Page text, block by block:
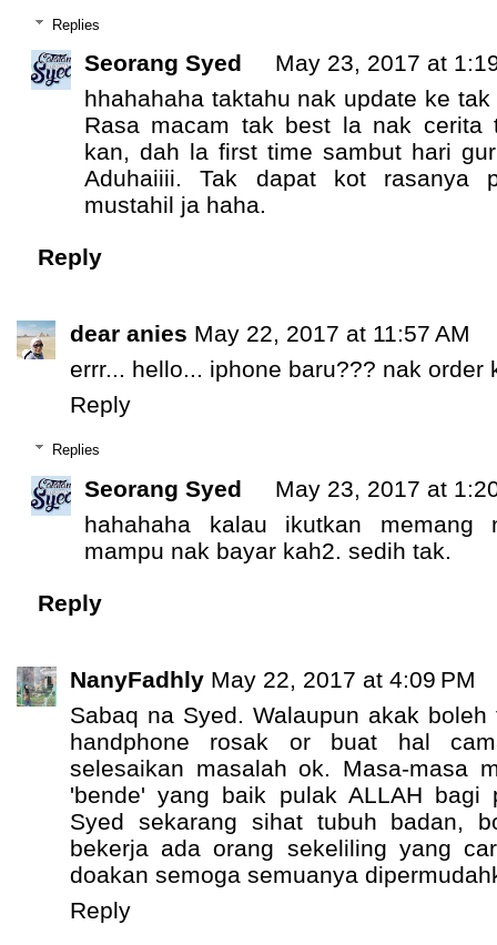
Replies
Seorang Syed
May 23, 2017 at
hhahahaha taktahu nak update ke
Rasa macam tak best la nak cerita
kan, dah la first time sambut hari
Aduhaiiii. Tak dapat kot rasanya
mustahil ja haha.
Reply
dear anies May 22, 2017 at 11:57 AM
errr... hello... iphone baru??? nak order
Reply
Replies
Seorang Syed
May 23, 2017 at
hahahaha kalau ikutkan
mampu nak bayar kah2. sedih tak.
Reply
NanyFadhly May 22, 2017 at 4:09 PM
Sabaq na Syed. Walaupun akak
handphone rosak or buat hal
selesaikan masalah ok. Masa-masa
'bende' yang baik pulak ALLAH bagi
Syed sekarang sihat tubuh badan,
bekerja ada orang sekeliling yang
doakan semoga semuanya
Reply